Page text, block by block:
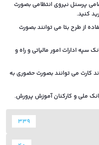
پرسنل نیروی انتظامی بصورت
کنید.
از طرح بتا می توانند بصورت
سپه ادارات امور مالیاتی و راه و
کارت می توانند بصورت حضوری به
339